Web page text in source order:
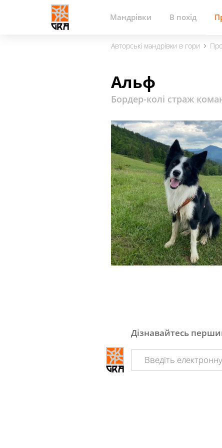
Мандрівки В похід
Авторські мандрівки в гори
Альф
Бордер-колі страж
Дізнавайтесь